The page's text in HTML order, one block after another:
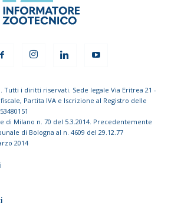
Tutti i diritti riservati. Sede legale Via Eritrea 21 -
Partita IVA e Iscrizione al Registro delle
di Milano n. 70 del 5.3.2014. Precedentemente
di Bologna al n. 4609 del 29.12.77
2014